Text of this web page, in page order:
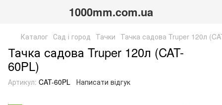
1000mm.com.ua
Каталог Сад і город Тачки Тачка садова Truper 120л
Тачка садова Truper 120л (CAT-
60PL)
Артикул: CAT-60PL Написати відгук